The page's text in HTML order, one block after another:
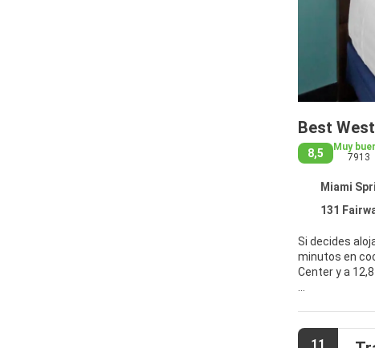
Best
8,5
Muy
7913
Miami
131
Si decides
minutos en coche de
Center y a
11